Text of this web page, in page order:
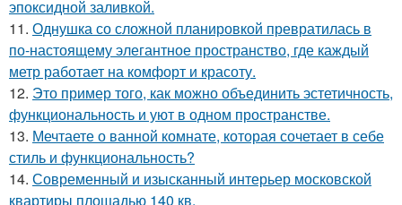
эпоксидной заливкой.
11. Однушка со сложной планировкой превратилась в
по-настоящему элегантное пространство, где каждый
метр работает на комфорт и красоту.
12. Это пример того, как можно объединить эстетичность,
функциональность и уют в одном пространстве.
13. Мечтаете о ванной комнате, которая сочетает в себе
стиль и функциональность?
14. Современный и изысканный интерьер московской
квартиры площадью 140 кв.